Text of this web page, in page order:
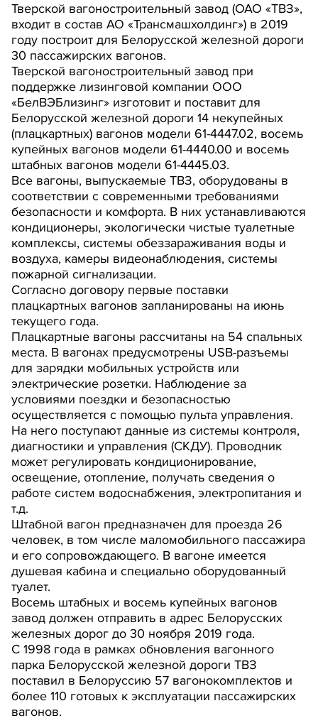
Тверской вагоностроительный завод (ОАО «ТВЗ»,
входит в состав АО «Трансмашхолдинг») в 2019
году построит для Белорусской железной дороги
30 пассажирских вагонов.
Тверской вагоностроительный завод при
поддержке лизинговой компании ООО
«БелВЭБлизинг» изготовит и поставит для
Белорусской железной дороги 14 некупейных
(плацкартных) вагонов модели 61-4447.02, восемь
купейных вагонов модели 61-4440.00 и восемь
штабных вагонов модели 61-4445.03.
Все вагоны, выпускаемые ТВЗ, оборудованы в
соответствии с современными требованиями
безопасности и комфорта. В них устанавливаются
кондиционеры, экологически чистые туалетные
комплексы, системы обеззараживания воды и
воздуха, камеры видеонаблюдения, системы
пожарной сигнализации.
Согласно договору первые поставки
плацкартных вагонов запланированы на июнь
текущего года.
Плацкартные вагоны рассчитаны на 54 спальных
места. В вагонах предусмотрены USB-разъемы
для зарядки мобильных устройств или
электрические розетки. Наблюдение за
условиями поездки и безопасностью
осуществляется с помощью пульта управления.
На него поступают данные из системы контроля,
диагностики и управления (СКДУ). Проводник
может регулировать кондиционирование,
освещение, отопление, получать сведения о
работе систем водоснабжения, электропитания и
т.д.
Штабной вагон предназначен для проезда 26
человек, в том числе маломобильного пассажира
и его сопровождающего. В вагоне имеется
душевая кабина и специально оборудованный
туалет.
Восемь штабных и восемь купейных вагонов
завод должен отправить в адрес Белорусских
железных дорог до 30 ноября 2019 года.
С 1998 года в рамках обновления вагонного
парка Белорусской железной дороги ТВЗ
поставил в Белоруссию 57 вагонокомплектов и
более 110 готовых к эксплуатации пассажирских
вагонов.